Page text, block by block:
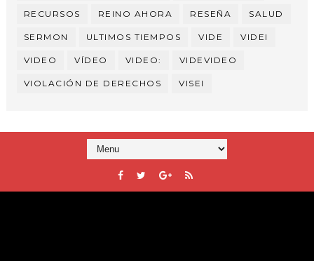
RECURSOS REINO AHORA RESEÑA SALUD
SERMON ULTIMOS TIEMPOS VIDE VIDEI
VIDEO VÍDEO VIDEO: VIDEVIDEO
VIOLACIÓN DE DERECHOS VISEI